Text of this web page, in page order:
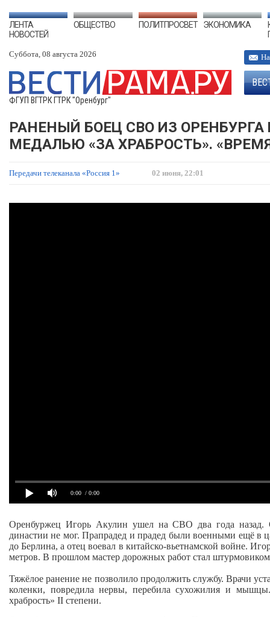
ЛЕНТА
НОВОСТЕЙ
ОБЩЕСТВО ПОЛИТПРОСВЕТ ЭКОНОМИКА
Суббота, 08 августа 2026
ФГУП ВГТРК ГТРК "Оренбург"
РАНЕНЫЙ БОЕЦ СВО ИЗ
МЕДАЛЬЮ «ЗА ХРАБРОСТЬ».
Передачи телеканала «Россия 1» 02 июня, 22:01
0:00 / 0:00
Оренбуржец Игорь Акулин ушел на СВО два года назад.
династии не мог. Прапрадед и прадед были военными ещё в
до Берлина, а отец воевал в китайско-вьетнамской войне.
метров. В прошлом мастер дорожных работ стал
Тяжёлое ранение не позволило продолжить службу. Врачи
коленки, повредила нервы, перебила сухожилия и
храбрость» II степени.